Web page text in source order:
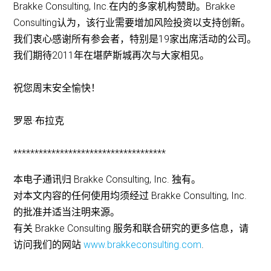
Brakke Consulting, Inc.在内的多家机构赞助。Brakke
Consulting认为，该行业需要增加风险投资以支持创新。
我们衷心感谢所有参会者，特别是19家出席活动的公司。
我们期待2011年在堪萨斯城再次与大家相见。
祝您周末安全愉快！
罗恩·布拉克
************************************
本电子通讯归 Brakke Consulting, Inc. 独有。
对本文内容的任何使用均须经过 Brakke Consulting, Inc.
的批准并适当注明来源。
有关 Brakke Consulting 服务和联合研究的更多信息，请
访问我们的网站www.brakkeconsulting.com.